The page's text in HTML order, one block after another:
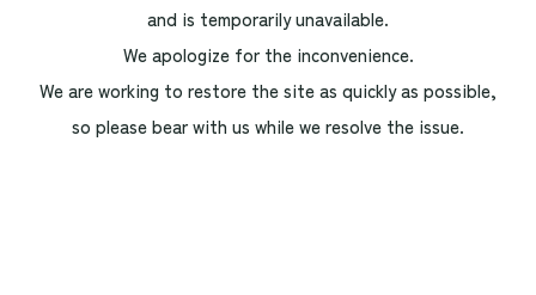
and is temporarily unavailable.
We apologize for the inconvenience.
We are working to restore the site as quickly as possible,
so please bear with us while we resolve the issue.